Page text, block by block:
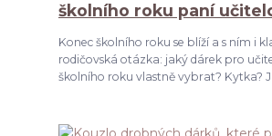
školního roku paní
Konec školního roku se blíží a s ním i
rodičovská otázka: jaký dárek pro
školního roku vlastně vybrat? Kytka?